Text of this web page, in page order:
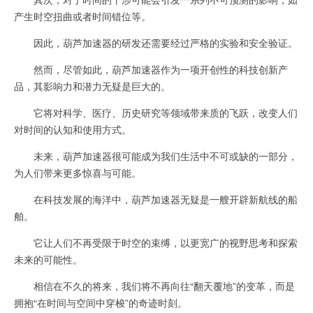
产生时空扭曲或者时间错位等。
因此，葫芦加速器的研发还需要经过严格的实验和安全验证。
然而，尽管如此，葫芦加速器作为一项开创性的科技创新产
品，其影响力和潜力无疑是巨大的。
它将对科学、医疗、历史研究等领域带来质的飞跃，改变人们
对时间的认知和使用方式。
未来，葫芦加速器很可能成为我们生活中不可或缺的一部分，
为人们带来更多惊喜与可能。
在科技发展的海洋中，葫芦加速器无疑是一艘开辟新航线的船
舶。
它让人们不再受限于时空的束缚，以更宽广的视野思考和探索
未来的可能性。
相信在不久的将来，我们将不再向往“翻天覆地”的变革，而是
拥抱“在时间与空间中穿梭”的奇迹时刻。